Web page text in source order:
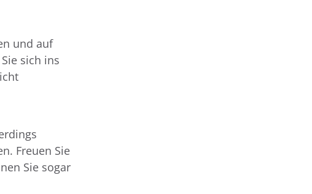
und auf
sich ins
Freuen Sie
Sie sogar